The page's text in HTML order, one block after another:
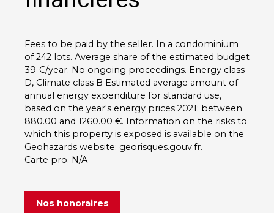
Fees to be paid by the seller. In a condominium
of 242 lots. Average share of the estimated budget
39 €/year. No ongoing proceedings. Energy class
D, Climate class B Estimated average amount of
annual energy expenditure for standard use,
based on the year's energy prices 2021: between
880.00 and 1260.00 €. Information on the risks to
which this property is exposed is available on the
Geohazards website: georisques.gouv.fr.
Carte pro. N/A
Nos honoraires